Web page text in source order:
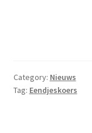
Category: Nieuws
Tag: Eendjeskoers